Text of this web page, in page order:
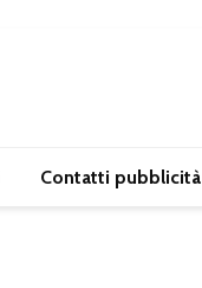
Contatti pubblicità